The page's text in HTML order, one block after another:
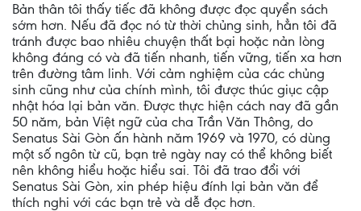
Bản thân tôi thấy tiếc đã không được đọc quyển sách
sớm hơn. Nếu đã đọc nó từ thời chủng sinh, hẳn tôi đã
tránh được bao nhiêu chuyện thất bại hoặc nản lòng
không đáng có và đã tiến nhanh, tiến vững, tiến xa hơn
trên đường tâm linh. Với cảm nghiệm của các chủng
sinh cũng như của chính mình, tôi được thúc giục cập
nhật hóa lại bản văn. Được thực hiện cách nay đã gần
50 năm, bản Việt ngữ của cha Trần Văn Thông, do
Senatus Sài Gòn ấn hành năm 1969 và 1970, có dùng
một số ngôn từ cũ, bạn trẻ ngày nay có thể không biết
nên không hiểu hoặc hiểu sai. Tôi đã trao đổi với
Senatus Sài Gòn, xin phép hiệu đính lại bản văn để
thích nghi với các bạn trẻ và dễ đọc hơn.